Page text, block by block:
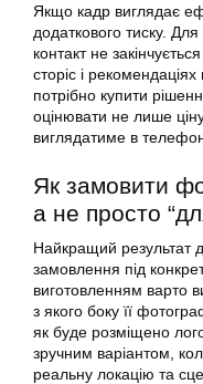
Якщо кадр виглядає
додаткового тиску.
контакт не
сторіс і
потрібно купити
оцінювати не лише
виглядатиме в
Як замовити
а не просто
Найкращий результат
замовлення під
виготовленням варто
з якого боку її
як буде розміщено
зручним варіантом,
реальну локацію та